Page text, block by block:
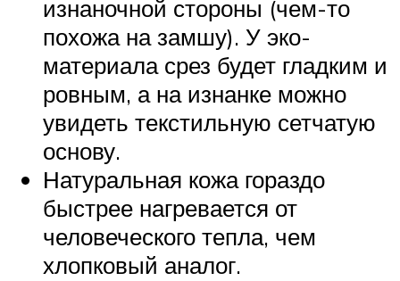
изнаночной стороны (чем-то
похожа на замшу). У эко-
материала срез будет гладким и
ровным, а на изнанке можно
увидеть текстильную сетчатую
основу.
Натуральная кожа гораздо
быстрее нагревается от
человеческого тепла, чем
хлопковый аналог.